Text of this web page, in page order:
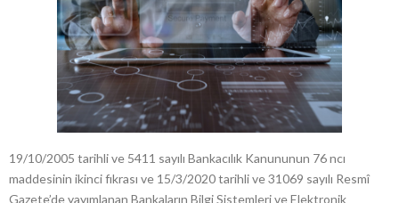
19/10/2005 tarihli ve 5411 sayılı Bankacılık Kanununun 76 ncı
maddesinin ikinci fıkrası ve 15/3/2020 tarihli ve 31069 sayılı Resmî
Gazete’de yayımlanan Bankaların Bilgi Sistemleri ve Elektronik